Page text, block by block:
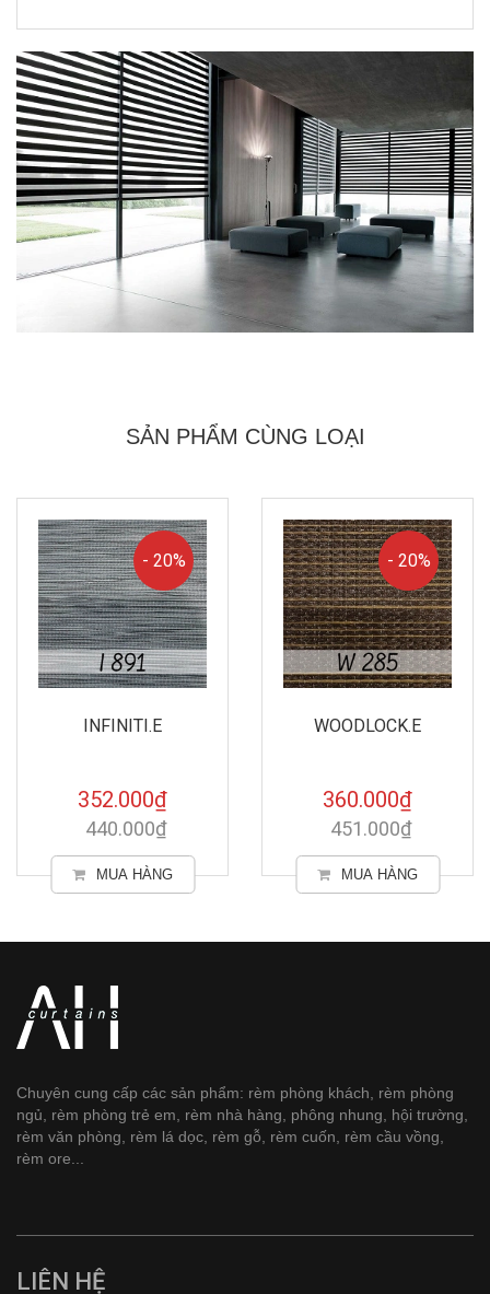
SẢN PHẨM CÙNG LOẠI
- 20%
INFINITI.E
352.000₫
440.000₫
MUA HÀNG
- 20%
WOODLOCK.E
360.000₫
451.000₫
MUA HÀNG
Chuyên cung cấp các sản phẩm: rèm phòng khách, rèm phòng
ngủ, rèm phòng trẻ em, rèm nhà hàng, phông nhung, hội trường,
rèm văn phòng, rèm lá dọc, rèm gỗ, rèm cuốn, rèm cầu vồng,
rèm ore...
LIÊN HỆ